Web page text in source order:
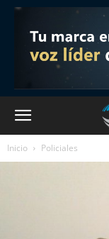
Inicio Policiales